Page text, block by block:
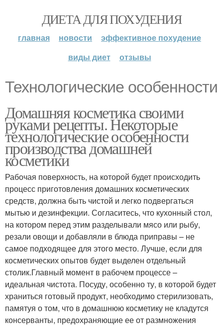
ДИЕТА ДЛЯ ПОХУДЕНИЯ
главная новости
эффективное похудение
виды диет
отзывы
Технологические особенности
Домашняя косметика своими
руками рецепты. Некоторые
технологические особенности
производства домашней
косметики
Рабочая поверхность, на которой будет происходить
процесс приготовления домашних косметических
средств, должна быть чистой и легко подвергаться
мытью и дезинфекции. Согласитесь, что кухонный стол,
на котором перед этим разделывали мясо или рыбу,
резали овощи и добавляли в блюда приправы – не
самое подходящее для этого место. Лучше, если для
косметических опытов будет выделен отдельный
столик.Главный момент в рабочем процессе –
идеальная чистота. Посуду, особенно ту, в которой будет
храниться готовый продукт, необходимо стерилизовать,
памятуя о том, что в домашнюю косметику не кладутся
консерванты, предохраняющие ее от размножения